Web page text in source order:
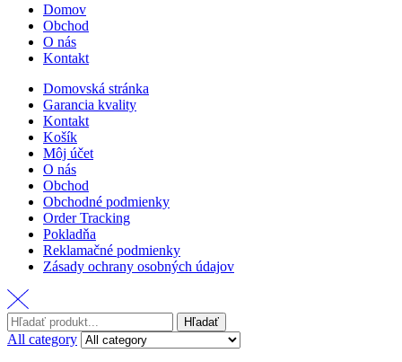
Domov
Obchod
O nás
Kontakt
Domovská stránka
Garancia kvality
Kontakt
Košík
Môj účet
O nás
Obchod
Obchodné podmienky
Order Tracking
Pokladňa
Reklamačné podmienky
Zásady ochrany osobných údajov
Hľadať: Hľadať
All category